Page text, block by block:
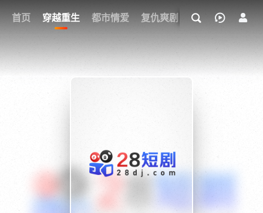
首页 穿越重生 都市情爱 复仇爽剧 玄幻武侠 奇幻
我的观影记录